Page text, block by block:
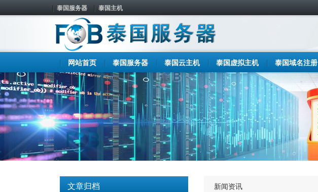
泰国服务器 泰国主机
网站首页 泰国服务器 泰国云主机 泰国虚拟主机 泰国域名注册
文章归档
新闻资讯